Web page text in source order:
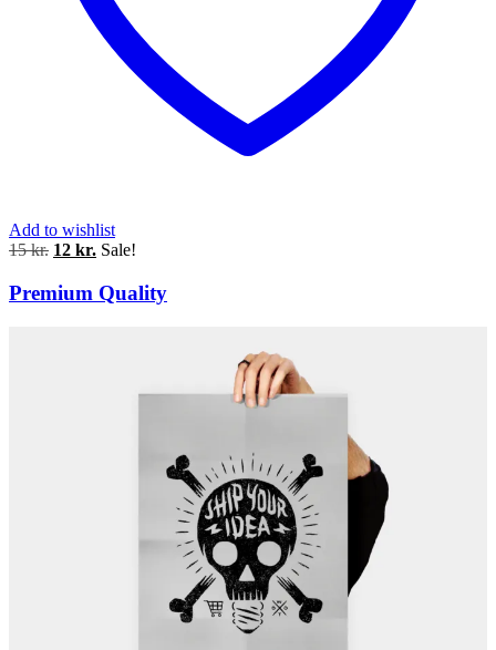
Add to wishlist
15kr. Den
pris
var:
12 kr. Den
pris
er:
Sale!
Premium Quality